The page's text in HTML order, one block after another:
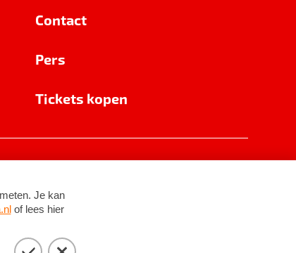
Contact
Pers
Tickets kopen